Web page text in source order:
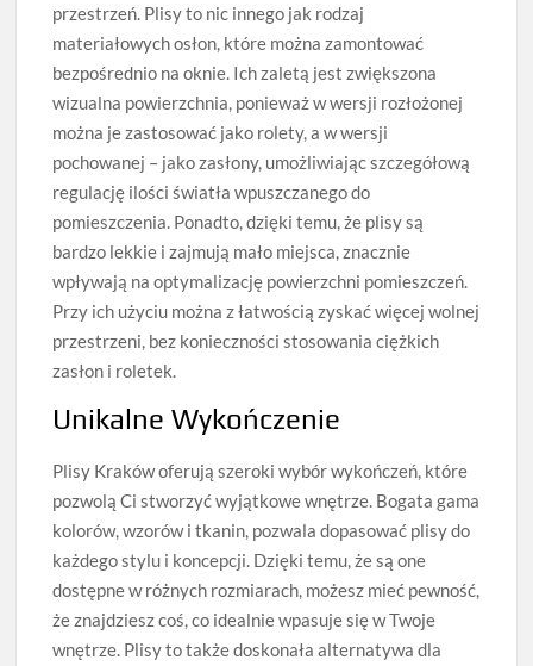
przestrzeń. Plisy to nic innego jak rodzaj
materiałowych osłon, które można zamontować
bezpośrednio na oknie. Ich zaletą jest zwiększona
wizualna powierzchnia, ponieważ w wersji rozłożonej
można je zastosować jako rolety, a w wersji
pochowanej – jako zasłony, umożliwiając szczegółową
regulację ilości światła wpuszczanego do
pomieszczenia. Ponadto, dzięki temu, że plisy są
bardzo lekkie i zajmują mało miejsca, znacznie
wpływają na optymalizację powierzchni pomieszczeń.
Przy ich użyciu można z łatwością zyskać więcej wolnej
przestrzeni, bez konieczności stosowania ciężkich
zasłon i roletek.
Unikalne Wykończenie
Plisy Kraków oferują szeroki wybór wykończeń, które
pozwolą Ci stworzyć wyjątkowe wnętrze. Bogata gama
kolorów, wzorów i tkanin, pozwala dopasować plisy do
każdego stylu i koncepcji. Dzięki temu, że są one
dostępne w różnych rozmiarach, możesz mieć pewność,
że znajdziesz coś, co idealnie wpasuje się w Twoje
wnętrze. Plisy to także doskonała alternatywa dla